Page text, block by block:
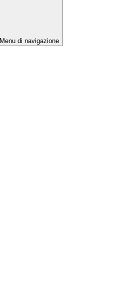
Menu di navigazione